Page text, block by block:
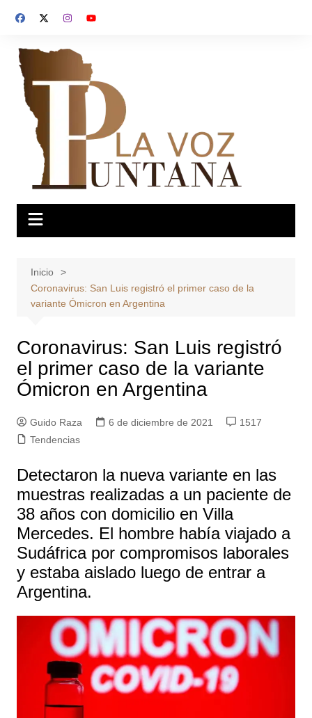
Inicio
Coronavirus: San Luis registró el primer caso de la
variante Ómicron en Argentina
Coronavirus: San Luis registró
el primer caso de la variante
Ómicron en Argentina
Guido Raza 6 de diciembre de 2021
1517
Tendencias
Detectaron la nueva variante en las
muestras realizadas a un paciente de
38 años con domicilio en Villa
Mercedes. El hombre había viajado a
Sudáfrica por compromisos laborales
y estaba aislado luego de entrar a
Argentina.